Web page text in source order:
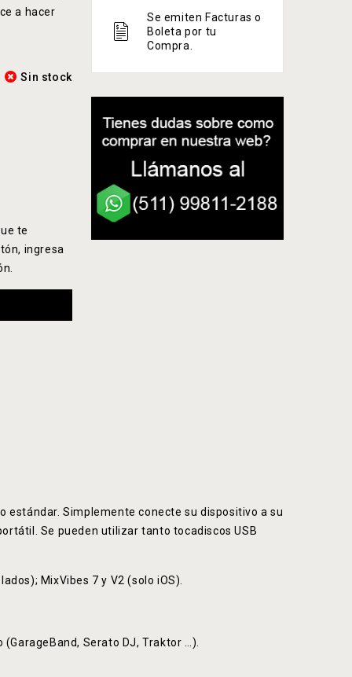
a hacer
Sin stock
te
ingresa
Se emiten Facturas o
Boleta por tu
Compra.
estándar. Simplemente conecte su dispositivo a su
Se pueden utilizar tanto tocadiscos USB
MixVibes 7 y V2 (solo iOS).
Serato DJ, Traktor …).